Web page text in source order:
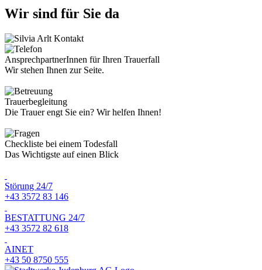
Wir sind für Sie da
AnsprechpartnerInnen für Ihren Trauerfall
Wir stehen Ihnen zur Seite.
Trauerbegleitung
Die Trauer engt Sie ein? Wir helfen Ihnen!
Checkliste bei einem Todesfall
Das Wichtigste auf einen Blick
Störung 24/7
+43 3572 83 146
BESTATTUNG 24/7
+43 3572 82 618
AINET
+43 50 8750 555